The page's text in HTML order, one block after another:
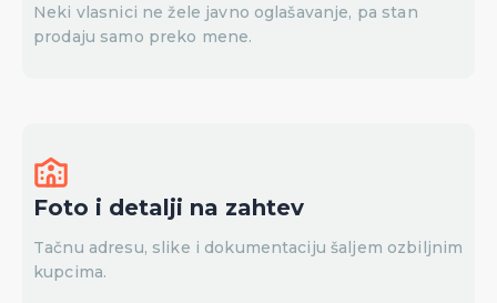
Neki vlasnici ne žele javno oglašavanje, pa stan
prodaju samo preko mene.
Foto i detalji na zahtev
Tačnu adresu, slike i dokumentaciju šaljem ozbiljnim
kupcima.